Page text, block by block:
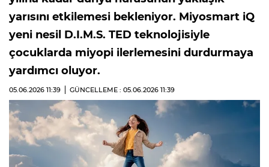
yarısını etkilemesi bekleniyor. Miyosmart iQ
yeni nesil D.I.M.S. TED teknolojisiyle
çocuklarda miyopi ilerlemesini durdurmaya
yardımcı oluyor.
05.06.2026 11:39 GÜNCELLEME : 05.06.2026 11:39